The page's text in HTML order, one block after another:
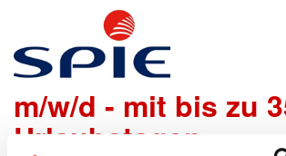
Anlagenmechaniker
m/w/d - mit bis zu
Urlaubstagen